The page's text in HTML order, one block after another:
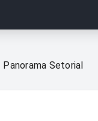
Panorama Setorial